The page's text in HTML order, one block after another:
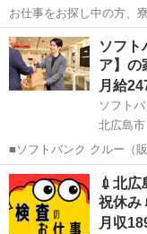
お仕事をお探し中の方、寮をお探し
スーパーの飲料品を扱っている
北海道 北広島市 そ
ソフト
ア】の
月給
ソフト
北広島市
■ソフトバンク クルー（
ドバンドサービスの提案・販売を
容】 ・スマートフォン
き ・その他、各種商品・
北海道 北広島市 そ
💉北
祝休み
月収